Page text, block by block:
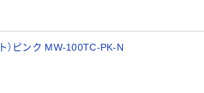
）ピンク MW-100TC-PK-N